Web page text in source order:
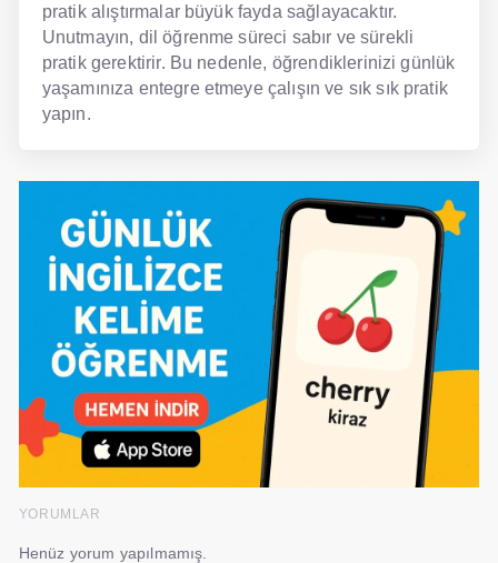
pratik alıştırmalar büyük fayda sağlayacaktır.
Unutmayın, dil öğrenme süreci sabır ve sürekli
pratik gerektirir. Bu nedenle, öğrendiklerinizi günlük
yaşamınıza entegre etmeye çalışın ve sık sık pratik
yapın.
YORUMLAR
Henüz yorum yapılmamış.